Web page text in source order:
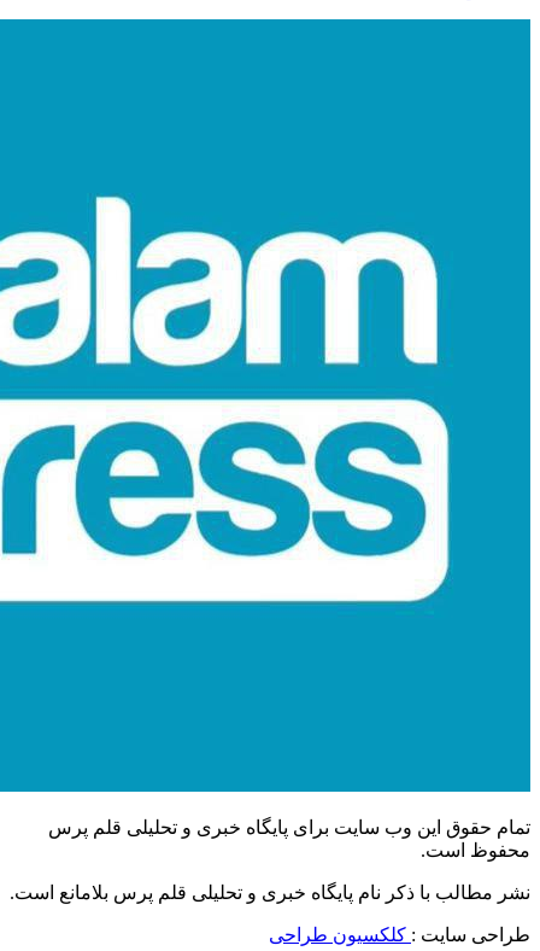
تمام حقوق این وب سایت برای پایگاه خبری و تحلیلی قلم پرس
محفوظ است.
نشر مطالب با ذکر نام پایگاه خبری و تحلیلی قلم پرس بلامانع است.
طراحی سایت : کلکسیون طراحی